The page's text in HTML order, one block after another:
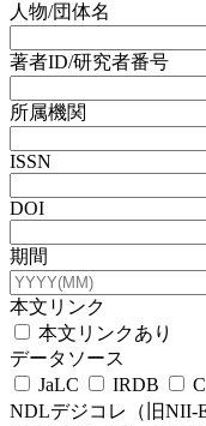
人物/団体名
著者ID/研究者番号
所属機関
ISSN
DOI
期間
本文リンク
本文リンクあり
データソース
JaLC
IRDB
NDLデジコレ（旧NII-